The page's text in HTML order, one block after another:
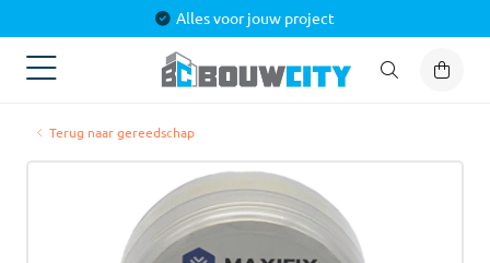
Alles voor jouw project
Terug naar gereedschap